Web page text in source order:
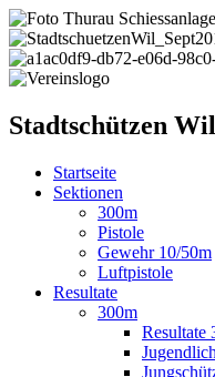
Stadtschützen Wil
Startseite
Sektionen
300m
Pistole
Gewehr 10/50m
Luftpistole
Resultate
300m
Resultate